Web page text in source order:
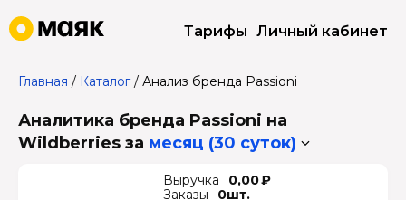
Тарифы Личный кабинет
Главная / Каталог/ Анализ бренда Passioni
Аналитика бренда Passioni на
Wildberries за месяц (30 суток)
Выручка
0,00 ₽
Заказы
0шт.